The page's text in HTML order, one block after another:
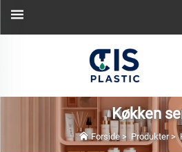
Køkken
Forside> Produkter>